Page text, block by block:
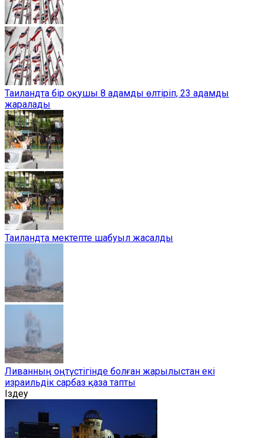
Таиландта бір оқушы 8 адамды өлтіріп, 23 адамды
жаралады
Таиландта мектепте шабуыл жасалды
Ливанның оңтүстігінде болған жарылыстан екі
израильдік сарбаз қаза тапты
Іздеу